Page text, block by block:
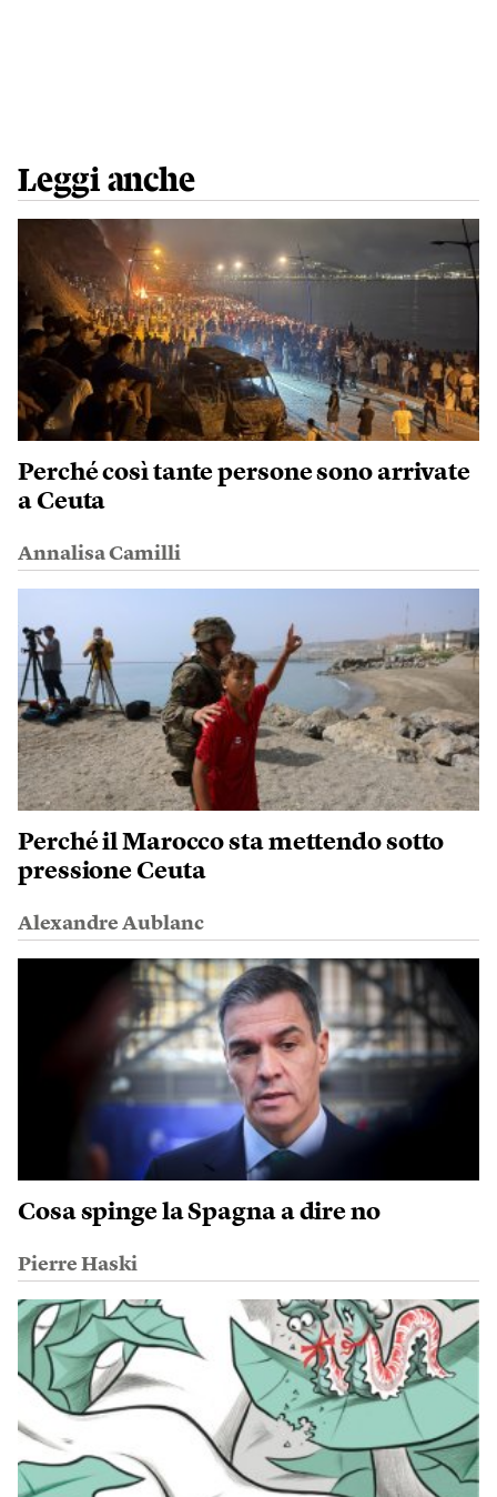
Leggi anche
Perché così tante persone sono arrivate
a Ceuta
Annalisa Camilli
Perché il Marocco sta mettendo sotto
pressione Ceuta
Alexandre Aublanc
Cosa spinge la Spagna a dire no
Pierre Haski